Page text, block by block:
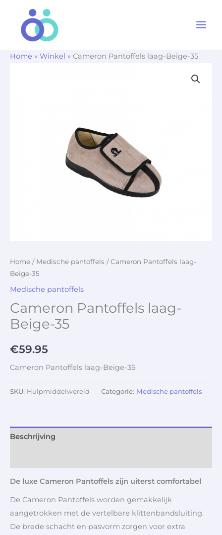
Home » Winkel » Cameron Pantoffels laag-Beige-35
Home / Medische pantoffels / Cameron Pantoffels laag-
Beige-35
Medische pantoffels
Cameron Pantoffels laag-
Beige-35
€59.95
Cameron Pantoffels laag-Beige-35
SKU: Hulpmiddelwereld- Categorie: Medische pantoffels
Beschrijving
De luxe Cameron Pantoffels zijn uiterst comfortabel
De Cameron Pantoffels worden gemakkelijk
aangetrokken met de vertelbare klittenbandsluiting.
De brede schacht en pasvorm zorgen voor extra